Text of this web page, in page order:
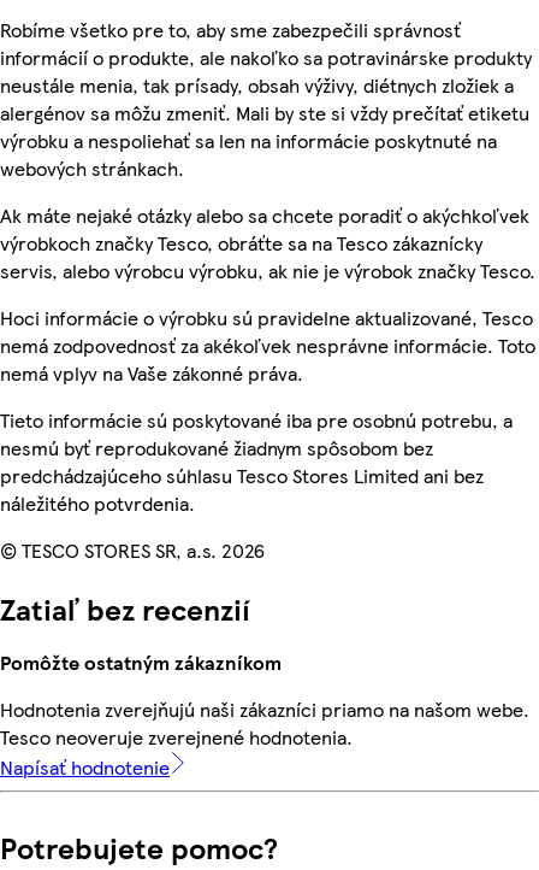
Robíme všetko pre to, aby sme zabezpečili správnosť
informácií o produkte, ale nakoľko sa potravinárske produkty
neustále menia, tak prísady, obsah výživy, diétnych zložiek a
alergénov sa môžu zmeniť. Mali by ste si vždy prečítať etiketu
výrobku a nespoliehať sa len na informácie poskytnuté na
webových stránkach.
Ak máte nejaké otázky alebo sa chcete poradiť o akýchkoľvek
výrobkoch značky Tesco, obráťte sa na Tesco zákaznícky
servis, alebo výrobcu výrobku, ak nie je výrobok značky Tesco.
Hoci informácie o výrobku sú pravidelne aktualizované, Tesco
nemá zodpovednosť za akékoľvek nesprávne informácie. Toto
nemá vplyv na Vaše zákonné práva.
Tieto informácie sú poskytované iba pre osobnú potrebu, a
nesmú byť reprodukované žiadnym spôsobom bez
predchádzajúceho súhlasu Tesco Stores Limited ani bez
náležitého potvrdenia.
© TESCO STORES SR, a.s. 2026
Zatiaľ bez recenzií
Pomôžte ostatným zákazníkom
Hodnotenia zverejňujú naši zákazníci priamo na našom webe.
Tesco neoveruje zverejnené hodnotenia.
Napísať hodnotenie
Potrebujete pomoc?